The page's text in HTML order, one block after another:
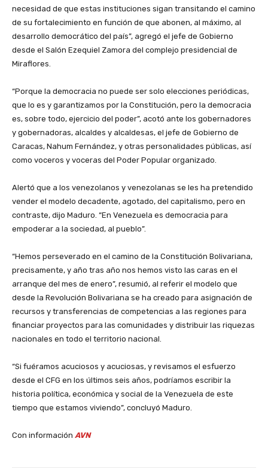
necesidad de que estas instituciones sigan transitando el camino
de su fortalecimiento en función de que abonen, al máximo, al
desarrollo democrático del país”, agregó el jefe de Gobierno
desde el Salón Ezequiel Zamora del complejo presidencial de
Miraflores.
‎“Porque la democracia no puede ser solo elecciones periódicas,
que lo es y garantizamos por la Constitución, pero la democracia
es, sobre todo, ejercicio del poder”, acotó ante los gobernadores
y gobernadoras, alcaldes y alcaldesas, el jefe de Gobierno de
Caracas, Nahum Fernández, y otras personalidades públicas, así
como voceros y voceras del Poder Popular organizado.
‎Alertó que a los venezolanos y venezolanas se les ha pretendido
vender el modelo decadente, agotado, del capitalismo, pero en
contraste, dijo Maduro. “En Venezuela es democracia para
empoderar a la sociedad, al pueblo”.
‎“Hemos perseverado en el camino de la Constitución Bolivariana,
precisamente, y año tras año nos hemos visto las caras en el
arranque del mes de enero”, resumió, al referir el modelo que
desde la Revolución Bolivariana se ha creado para asignación de
recursos y transferencias de competencias a las regiones para
financiar proyectos para las comunidades y distribuir las riquezas
nacionales en todo el territorio nacional.
‎“Si fuéramos acuciosos y acuciosas, y revisamos el esfuerzo
desde el CFG en los últimos seis años, podríamos escribir la
historia política, económica y social de la Venezuela de este
tiempo que estamos viviendo”, concluyó Maduro.
‎Con información AVN